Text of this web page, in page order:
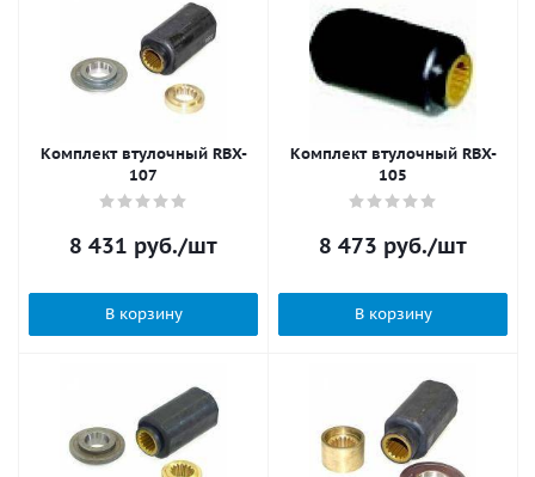
Комплект втулочный RBX-
107
8 431 руб./шт
В корзину
Комплект втулочный RBX-
105
8 473 руб./шт
В корзину